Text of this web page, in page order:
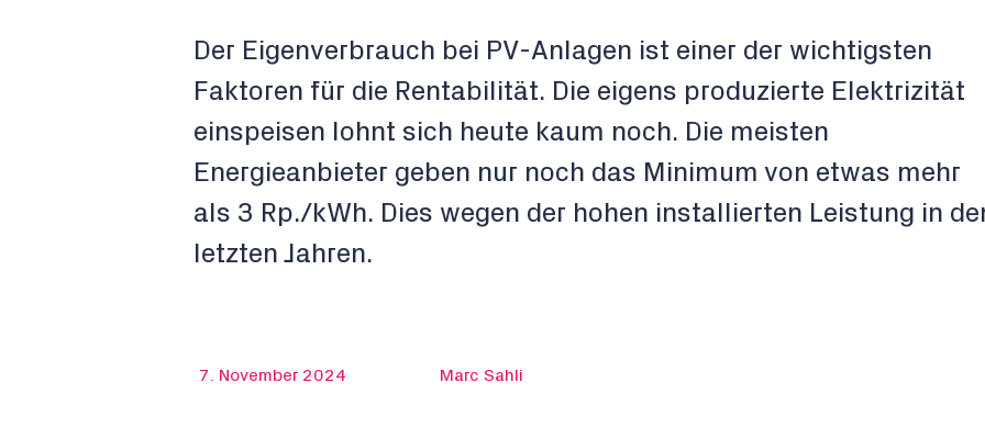
Der Eigenverbrauch bei PV-Anlagen ist einer der wichtigsten
Faktoren für die Rentabilität. Die eigens produzierte Elektrizität
einspeisen lohnt sich heute kaum noch. Die meisten
Energieanbieter geben nur noch das Minimum von etwas mehr
als 3 Rp./kWh. Dies wegen der hohen installierten Leistung in
letzten Jahren.
7. November 2024 Marc Sahli